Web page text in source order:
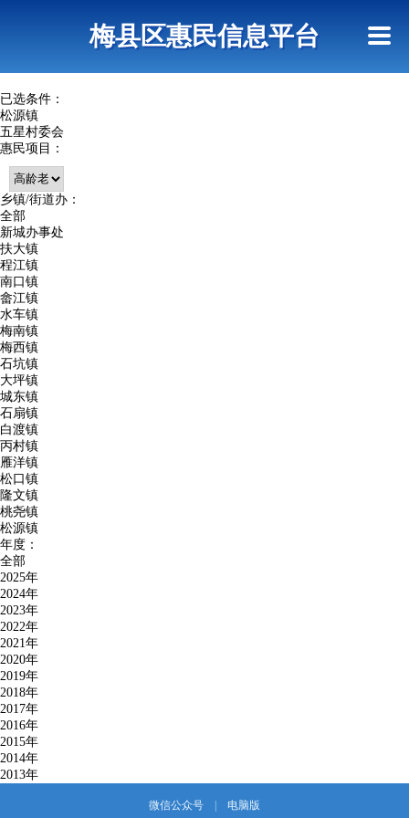
查询指引梅县区惠民信息平台
已选条件：
松源镇
五星村委会
惠民项目：
乡镇/街道办：
全部
新城办事处
扶大镇
程江镇
南口镇
畲江镇
水车镇
梅南镇
梅西镇
石坑镇
大坪镇
城东镇
石扇镇
白渡镇
丙村镇
雁洋镇
松口镇
隆文镇
桃尧镇
松源镇
年度：
全部
2025年
2024年
2023年
2022年
2021年
2020年
2019年
2018年
2017年
2016年
2015年
2014年
2013年
微信公众号 电脑版